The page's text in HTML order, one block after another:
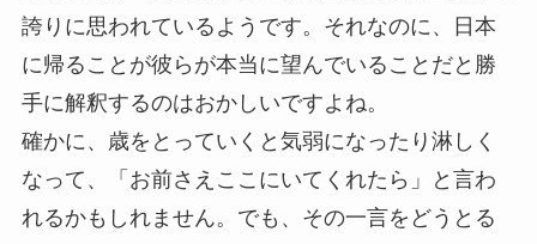
誇りに思われているようです。それなのに、日本
に帰ることが彼らが本当に望んでいることだと勝
手に解釈するのはおかしいですよね。
確かに、歳をとっていくと気弱になったり淋しく
なって、「お前さえここにいてくれたら」と言わ
れるかもしれません。でも、その一言をどうとる